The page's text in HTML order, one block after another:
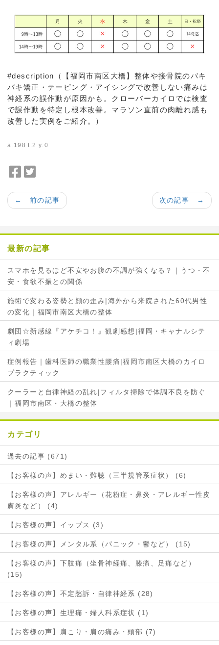
#description（【福岡市南区大橋】整体や接骨院のバキ
バキ矯正・テーピング・アイシングで改善しない痛みは
神経系の誤作動が原因かも。クローバーカイロでは検査
で誤作動を特定し根本改善。マラソン直前の肉離れ感も
改善した実例をご紹介。）
a:198 t:2 y:0
c
e
o
k
シ
ェ
i
t
r
で
ェ
ア
次の記事 →
← 前の記事
最新の記事
スマホを見るほど不安やお腹の不調が強くなる？｜うつ・不
安・食欲不振との関係
施術で変わる姿勢と顔の歪み|海外から来院された60代男性
の変化｜福岡市南区大橋の整体
劇団☆新感線『アケチコ！』観劇感想|福岡・キャナルシテ
ィ劇場
症例報告｜歯科医師の職業性腰痛|福岡市南区大橋のカイロ
プラクティック
クーラーと自律神経の乱れ|フィルタ掃除で体調不良を防ぐ
｜福岡市南区・大橋の整体
カテゴリ
過去の記事 (671)
【お客様の声】めまい・難聴（三半規管系症状） (6)
【お客様の声】アレルギー（花粉症・鼻炎・アレルギー性皮
膚炎など） (4)
【お客様の声】イップス (3)
【お客様の声】メンタル系（パニック・鬱など） (15)
【お客様の声】下肢痛（坐骨神経痛、膝痛、足痛など）
(15)
【お客様の声】不定愁訴・自律神経系 (28)
【お客様の声】生理痛・婦人科系症状 (1)
【お客様の声】肩こり・肩の痛み・頭部 (7)